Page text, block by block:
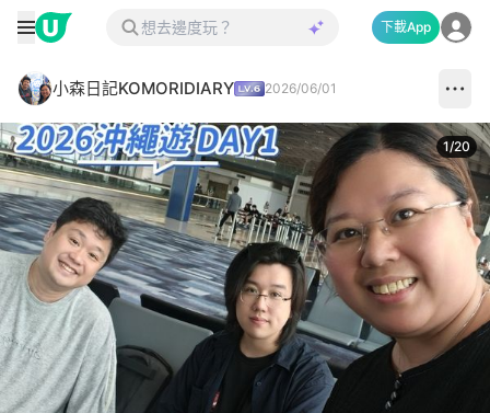
下載App
小森日記KOMORIDIARY 2026/06/01
1/20